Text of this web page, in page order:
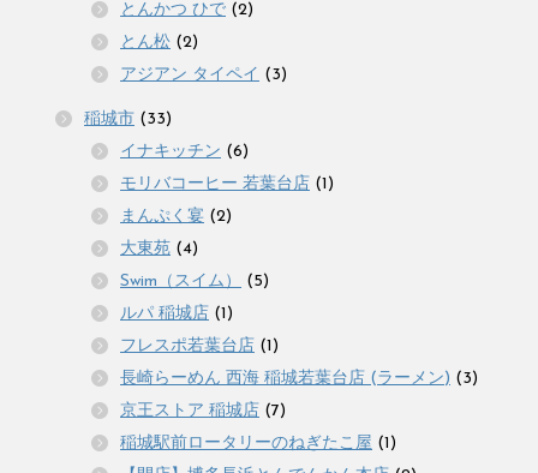
とんかつ ひで (2)
とん松 (2)
アジアン タイペイ (3)
稲城市 (33)
イナキッチン (6)
モリバコーヒー 若葉台店 (1)
まんぷく宴 (2)
大東苑 (4)
Swim（スイム）
(5)
ルパ 稲城店 (1)
フレスポ若葉台店 (1)
長崎らーめん 西海 稲城若葉台店 (ラーメン) (3)
京王ストア 稲城店 (7)
稲城駅前ロータリーのねぎたこ屋 (1)